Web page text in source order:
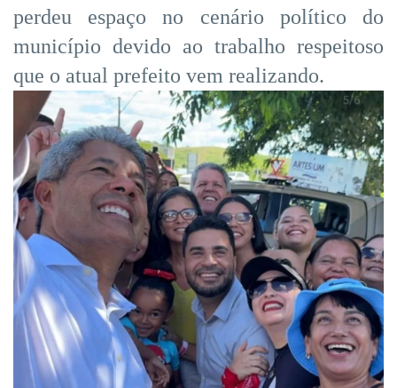
perdeu espaço no cenário político do
município devido ao trabalho respeitoso
que o atual prefeito vem realizando.